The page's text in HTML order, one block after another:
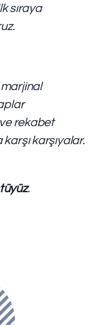
sıraya
rekabet
karşıyalar.
.